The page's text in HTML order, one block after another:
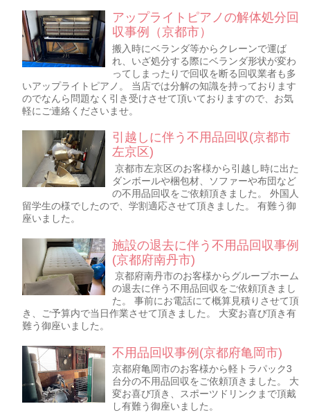
アップライトピアノの解体処分回
収事例（京都市）
搬入時にベランダ等からクレーンで運ば
れ、いざ処分する際にベランダ形状が変わ
ってしまったりで回収を断る回収業者も多
いアップライトピアノ。 当店では分解の知識を持っております
のでなんら問題なく引き受けさせて頂いておりますので、お気
軽にご連絡くださいませ。
引越しに伴う不用品回収(京都市
左京区)
京都市左京区のお客様から引越し時に出た
ダンボールや梱包材、ソファーや布団など
の不用品回収をご依頼頂きました。 外国人
留学生の様でしたので、学割適応させて頂きました。 有難う御
座いました。
施設の退去に伴う不用品回収事例
(京都府南丹市)
京都府南丹市のお客様からグループホーム
の退去に伴う不用品回収をご依頼頂きまし
た。 事前にお電話にて概算見積りさせて頂
き、ご予算内で当日作業させて頂きました。 大変お喜び頂き有
難う御座いました。
不用品回収事例(京都府亀岡市)
京都府亀岡市のお客様から軽トラパック3
台分の不用品回収をご依頼頂きました。 大
変お喜び頂き、スポーツドリンクまで頂戴
し有難う御座いました。